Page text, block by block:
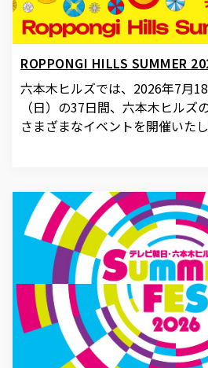
ROPPONGI HILLS SUMMER
六本木ヒルズでは、2026年7月
（日）の37日間、六本木ヒルズ
さまざまなイベントを開催いたし